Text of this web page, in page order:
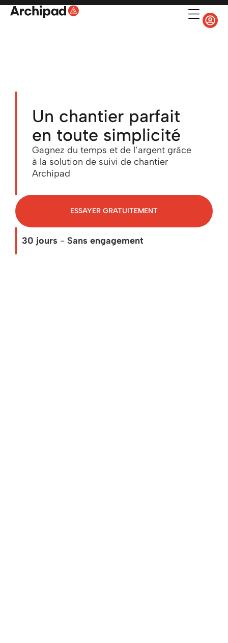
Un chantier parfait
en toute simplicité
Gagnez du temps et de l’argent grâce
à la solution de suivi de chantier
Archipad
ESSAYER GRATUITEMENT
30 jours - Sans engagement